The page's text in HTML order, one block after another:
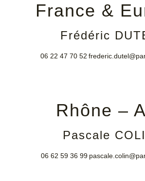
France &
Frédéric
06 22 47 70 52
Rhône –
Pascale
06 62 59 36 99